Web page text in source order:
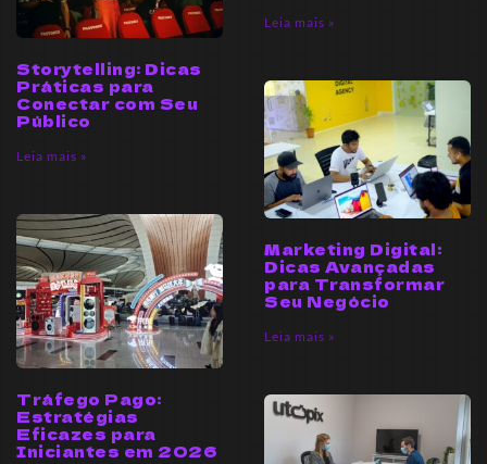
Leia mais »
Storytelling: Dicas
Práticas para
Conectar com Seu
Público
Leia mais »
Marketing Digital:
Dicas Avançadas
para Transformar
Seu Negócio
Leia mais »
Tráfego Pago:
Estratégias
Eficazes para
Iniciantes em 2026